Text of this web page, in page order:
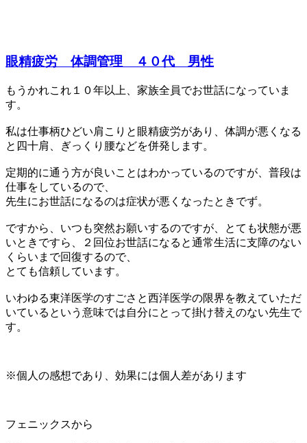
眼精疲労 体調管理 ４０代 男性
もうかれこれ１０年以上、家族全員でお世話になっていま
す。
私は仕事柄ひどい肩こりと眼精疲労があり、体調が悪くなる
と四十肩、ぎっくり腰などを併発します。
定期的に通う方が良いことはわかっているのですが、普段は
仕事をしているので、
先生にお世話になるのは症状が悪くなったときでず。
ですから、いつも突然お願いするのですが、とても状態が悪
いときですら、２回位お世話になると通常生活に支障のない
くらいまで回復するので、
とても信頼しています。
いわゆる東洋医学のすごさと西洋医学の限界を教えていただ
いているという意味では自分にとって掛け替えのない先生で
す。
※個人の感想であり、効果には個人差があります
フェニックスから